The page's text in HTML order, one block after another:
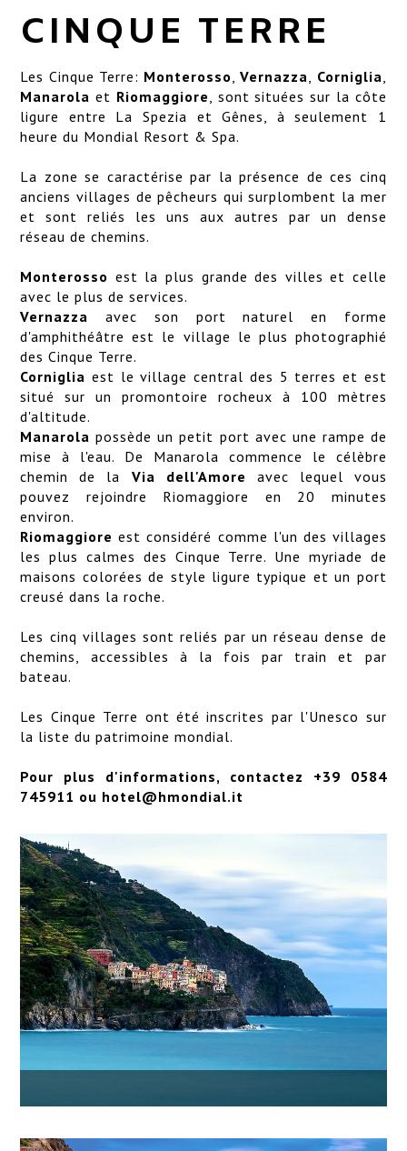
SERVICES
ART GALLERY
GALERIE
CINQUE TERRE
Les Cinque Terre: Monterosso,Vernazza, Corniglia,
Manarola et Riomaggiore, sont situées sur la côte
ligure entre La Spezia et Gênes, à seulement 1
heure du Mondial Resort & Spa.
La zone se caractérise par la présence de ces cinq
anciens villages de pêcheurs qui surplombent la mer
et sont reliés les uns aux autres par un dense
réseau de chemins.
Monterosso est la plus grande des villes et celle
avec le plus de services.
Vernazza avec son port naturel en forme
d'amphithéâtre est le village le plus photographié
des Cinque Terre.
Corniglia est le village central des 5 terres et est
situé sur un promontoire rocheux à 100 mètres
d'altitude.
Manarola possède un petit port avec une rampe de
mise à l'eau. De Manarola commence le célèbre
chemin de la Via dell'Amore avec lequel vous
pouvez rejoindre Riomaggiore en 20 minutes
environ.
Riomaggiore est considéré comme l'un des villages
les plus calmes des Cinque Terre. Une myriade de
maisons colorées de style ligure typique et un port
creusé dans la roche.
Les cinq villages sont reliés par un réseau dense de
chemins, accessibles à la fois par train et par
bateau.
Les Cinque Terre ont été inscrites par l'Unesco sur
la liste du patrimoine mondial.
Pour plus d'informations, contactez +39 0584
745911 ou hotel@hmondial.it